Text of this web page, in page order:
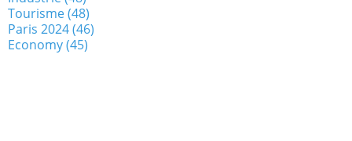
Tourisme(48)
Paris 2024(46)
Economy(45)